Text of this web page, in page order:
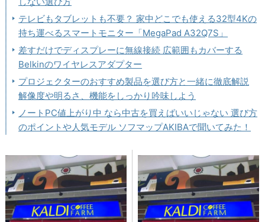
テレビもタブレットも不要？ 家中どこでも使える32型4Kの
持ち運べるスマートモニター「MegaPad A32Q7S」
差すだけでディスプレーに無線接続 広範囲もカバーする
Belkinのワイヤレスアダプター
プロジェクターのおすすめ製品を選び方と一緒に徹底解説
解像度や明るさ、機能をしっかり吟味しよう
ノートPC値上がり中 なら中古を買えばいいじゃない 選び方
のポイントや人気モデル ソフマップAKIBAで聞いてみた！